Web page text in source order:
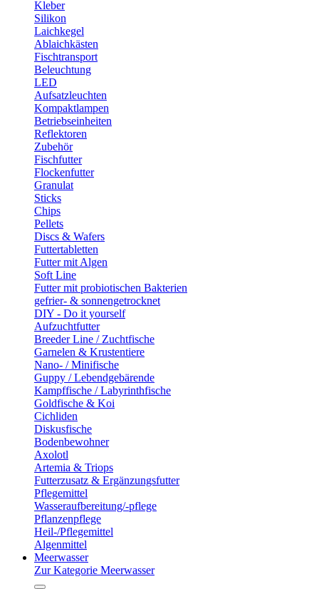
Kleber
Silikon
Laichkegel
Ablaichkästen
Fischtransport
Beleuchtung
LED
Aufsatzleuchten
Kompaktlampen
Betriebseinheiten
Reflektoren
Zubehör
Fischfutter
Flockenfutter
Granulat
Sticks
Chips
Pellets
Discs & Wafers
Futtertabletten
Futter mit Algen
Soft Line
Futter mit probiotischen Bakterien
gefrier- & sonnengetrocknet
DIY - Do it yourself
Aufzuchtfutter
Breeder Line / Zuchtfische
Garnelen & Krustentiere
Nano- / Minifische
Guppy / Lebendgebärende
Kampffische / Labyrinthfische
Goldfische & Koi
Cichliden
Diskusfische
Bodenbewohner
Axolotl
Artemia & Triops
Futterzusatz & Ergänzungsfutter
Pflegemittel
Wasseraufbereitung/-pflege
Pflanzenpflege
Heil-/Pflegemittel
Algenmittel
Meerwasser
Zur Kategorie Meerwasser